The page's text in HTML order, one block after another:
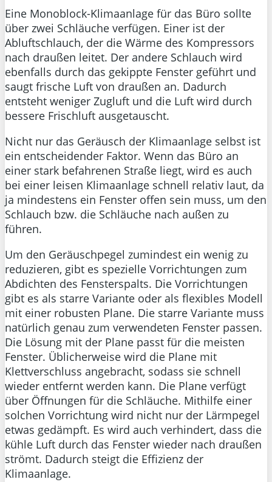
Eine Monoblock-Klimaanlage für das Büro sollte
über zwei Schläuche verfügen. Einer ist der
Abluftschlauch, der die Wärme des Kompressors
nach draußen leitet. Der andere Schlauch wird
ebenfalls durch das gekippte Fenster geführt und
saugt frische Luft von draußen an. Dadurch
entsteht weniger Zugluft und die Luft wird durch
bessere Frischluft ausgetauscht.
Nicht nur das Geräusch der Klimaanlage selbst ist
ein entscheidender Faktor. Wenn das Büro an
einer stark befahrenen Straße liegt, wird es auch
bei einer leisen Klimaanlage schnell relativ laut, da
ja mindestens ein Fenster offen sein muss, um den
Schlauch bzw. die Schläuche nach außen zu
führen.
Um den Geräuschpegel zumindest ein wenig zu
reduzieren, gibt es spezielle Vorrichtungen zum
Abdichten des Fensterspalts. Die Vorrichtungen
gibt es als starre Variante oder als flexibles Modell
mit einer robusten Plane. Die starre Variante muss
natürlich genau zum verwendeten Fenster passen.
Die Lösung mit der Plane passt für die meisten
Fenster. Üblicherweise wird die Plane mit
Klettverschluss angebracht, sodass sie schnell
wieder entfernt werden kann. Die Plane verfügt
über Öffnungen für die Schläuche. Mithilfe einer
solchen Vorrichtung wird nicht nur der Lärmpegel
etwas gedämpft. Es wird auch verhindert, dass die
kühle Luft durch das Fenster wieder nach draußen
strömt. Dadurch steigt die Effizienz der
Klimaanlage.